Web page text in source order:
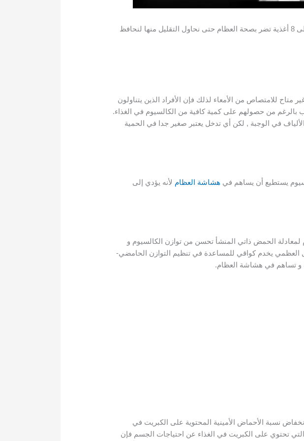
مثلما تتأثر صحة أجسادنا كثيرًا بما نتناوله كذلك تتأثر العظام أيضًا، سنتعرف اليوم على 8 أغذية تضر بصحة العظام حتى نحاول التقليل منها لنحافظ
متاح للامتصاص من الأمعاء لذلك فإن الأفراد الذين يتناولون
بالرغم من حصولهم على كمية كافية من الكالسيوم في الغذاء.
في الاحتياجات من الكالسيوم بـ 150 ملغ/اليوم لمجابهة 26غ من الألياف في الوجبة , لكن أي تدخل يعتبر صغير جدا في الحمية
يستطيع أن يساهم في هشاشة العظام لأنه يؤدي إلى
لمعادلة الحمض ذاتي المنشأ تحسن من توازن الكالسيوم و
العظمي يخدم كواقي للمساعدة في تنظيم التوازن الحامضي-
و تساهم في هشاشة العظام.
انخفاض نسبة الأحماض الأمينية المحتوية على الكبريت في
التي تحتوي على الكبريت في الغذاء عن احتياجات الجسم فإن